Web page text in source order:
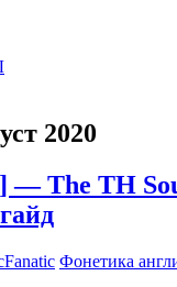
2020
— The TH
Фонетика